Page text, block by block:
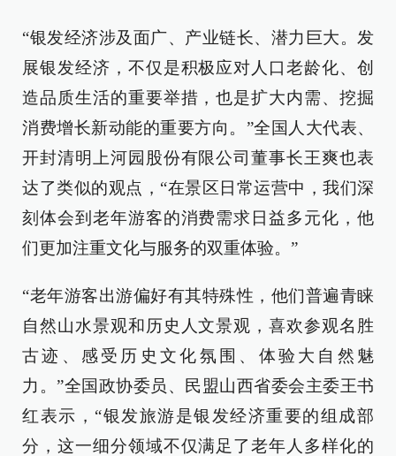
“银发经济涉及面广、产业链长、潜力巨大。发
展银发经济，不仅是积极应对人口老龄化、创
造品质生活的重要举措，也是扩大内需、挖掘
消费增长新动能的重要方向。”全国人大代表、
开封清明上河园股份有限公司董事长王爽也表
达了类似的观点，“在景区日常运营中，我们深
刻体会到老年游客的消费需求日益多元化，他
们更加注重文化与服务的双重体验。”
“老年游客出游偏好有其特殊性，他们普遍青睐
自然山水景观和历史人文景观，喜欢参观名胜
古迹、感受历史文化氛围、体验大自然魅
力。”全国政协委员、民盟山西省委会主委王书
红表示，“银发旅游是银发经济重要的组成部
分，这一细分领域不仅满足了老年人多样化的